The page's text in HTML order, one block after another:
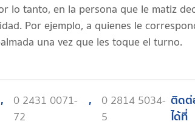
lo tanto, en la persona que le matiz
Por ejemplo, a quienes le
una vez que les toque el turno.
,
0 2431 0071-
72
,
0 2814 5034-
5
ติดต่
ได้ที่